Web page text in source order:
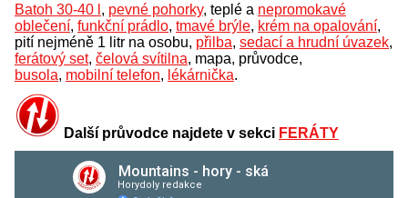
Batoh 30-40 l , pevné pohorky, teplé a nepromokavé
oblečení, funkční prádlo, tmavé brýle, krém na opalování,
pití nejméně 1 litr na osobu, přilba, sedací a hrudní úvazek,
ferátový set, čelová svítilna, mapa, průvodce,
busola, mobilní telefon, lékárnička.
Další průvodce najdete v sekci FERÁTY